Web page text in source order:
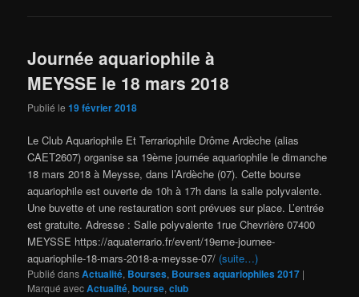
Journée aquariophile à
MEYSSE le 18 mars 2018
Publié le19 février 2018
Le Club Aquariophile Et Terrariophile Drôme Ardèche (alias
CAET2607) organise sa 19ème journée aquariophile le dimanche
18 mars 2018 à Meysse, dans l’Ardèche (07). Cette bourse
aquariophile est ouverte de 10h à 17h dans la salle polyvalente.
Une buvette et une restauration sont prévues sur place. L’entrée
est gratuite. Adresse : Salle polyvalente 1rue Chevrière 07400
MEYSSE https://aquaterrario.fr/event/19eme-journee-
aquariophile-18-mars-2018-a-meysse-07/ (suite…)
Publié dansActualité, Bourses, Bourses aquariophiles 2017 |
Marqué avecActualité,bourse,club